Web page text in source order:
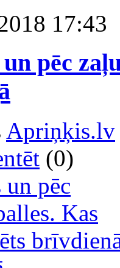
17:43
pēc
Apriņķis.lv
(0)